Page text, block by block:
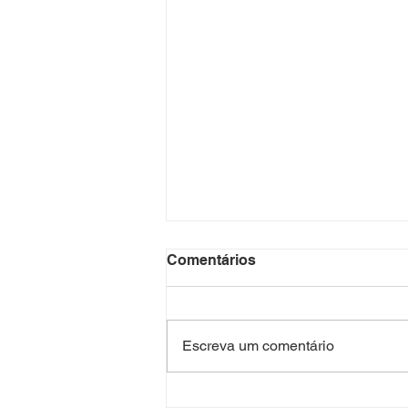
Comentários
Escreva um comentário